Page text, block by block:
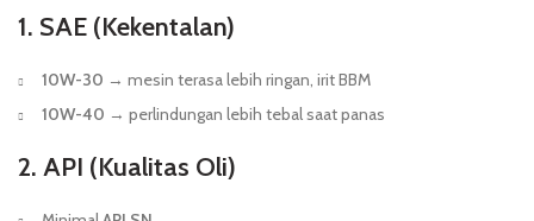
1. SAE (Kekentalan)
10W-30 → mesin terasa lebih ringan, irit BBM
10W-40 → perlindungan lebih tebal saat panas
2. API (Kualitas Oli)